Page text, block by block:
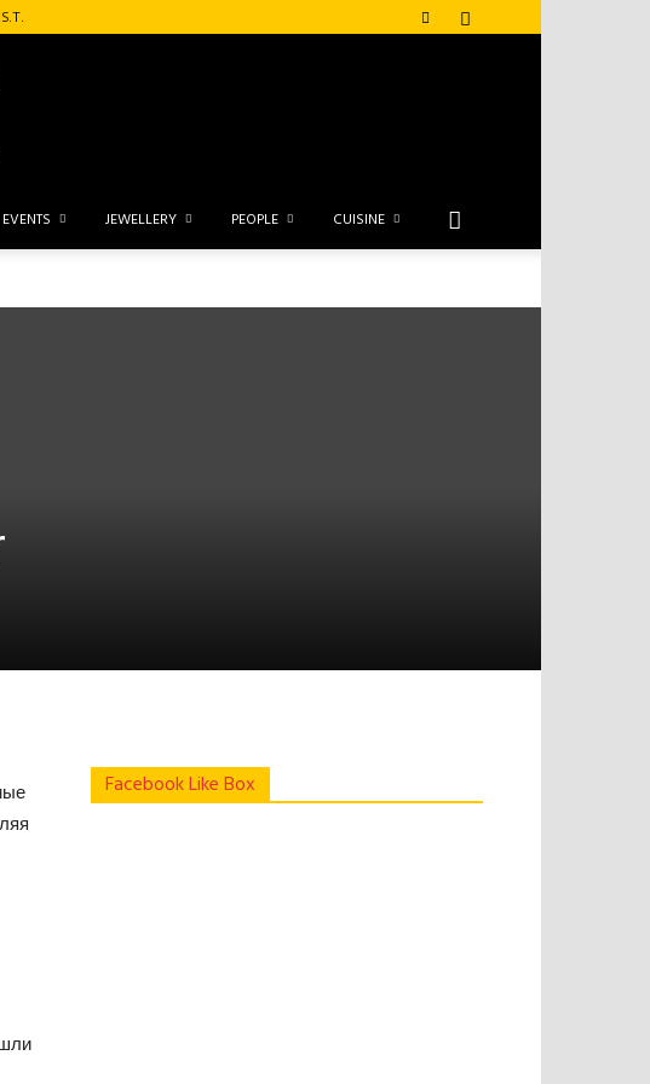
EVENTS JEWELLERY PEOPLE CUISINE
Facebook Like Box